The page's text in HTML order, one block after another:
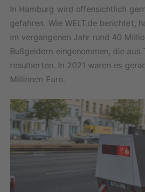
In Hamburg wird offensichtlich
gefahren. Wie WELT.de berichtet,
im vergangenen Jahr rund 40
Bußgeldern eingenommen, die aus
resultierten. In 2021 waren es
Millionen Euro.